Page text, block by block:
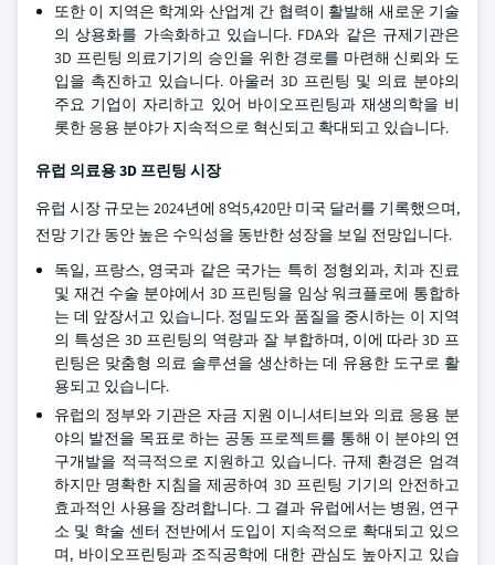
또한 이 지역은 학계와 산업계 간 협력이 활발해 새로운 기술
의 상용화를 가속화하고 있습니다. FDA와 같은 규제기관은
3D 프린팅 의료기기의 승인을 위한 경로를 마련해 신뢰와 도
입을 촉진하고 있습니다. 아울러 3D 프린팅 및 의료 분야의
주요 기업이 자리하고 있어 바이오프린팅과 재생의학을 비
롯한 응용 분야가 지속적으로 혁신되고 확대되고 있습니다.
유럽 의료용 3D 프린팅 시장
유럽 시장 규모는 2024년에 8억5,420만 미국 달러를 기록했으며,
전망 기간 동안 높은 수익성을 동반한 성장을 보일 전망입니다.
독일, 프랑스, 영국과 같은 국가는 특히 정형외과, 치과 진료
및 재건 수술 분야에서 3D 프린팅을 임상 워크플로에 통합하
는 데 앞장서고 있습니다. 정밀도와 품질을 중시하는 이 지역
의 특성은 3D 프린팅의 역량과 잘 부합하며, 이에 따라 3D 프
린팅은 맞춤형 의료 솔루션을 생산하는 데 유용한 도구로 활
용되고 있습니다.
유럽의 정부와 기관은 자금 지원 이니셔티브와 의료 응용 분
야의 발전을 목표로 하는 공동 프로젝트를 통해 이 분야의 연
구개발을 적극적으로 지원하고 있습니다. 규제 환경은 엄격
하지만 명확한 지침을 제공하여 3D 프린팅 기기의 안전하고
효과적인 사용을 장려합니다. 그 결과 유럽에서는 병원, 연구
소 및 학술 센터 전반에서 도입이 지속적으로 확대되고 있으
며, 바이오프린팅과 조직공학에 대한 관심도 높아지고 있습